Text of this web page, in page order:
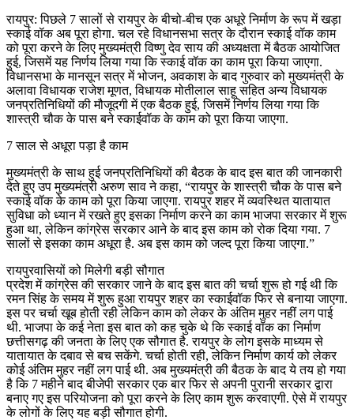
रायपुर: पिछले 7 सालों से रायपुर के बीचो-बीच एक अधूरे निर्माण के रूप में खड़ा
स्काई वॉक अब पूरा होगा. चल रहे विधानसभा सत्र के दौरान स्काई वॉक काम
को पूरा करने के लिए मुख्यमंत्री विष्णु देव साय की अध्यक्षता में बैठक आयोजित
हुई, जिसमें यह निर्णय लिया गया कि स्काई वॉक का काम पूरा किया जाएगा.
विधानसभा के मानसून सत्र में भोजन, अवकाश के बाद गुरुवार को मुख्यमंत्री के
अलावा विधायक राजेश मूणत, विधायक मोतीलाल साहू सहित अन्य विधायक
जनप्रतिनिधियों की मौजूदगी में एक बैठक हुई, जिसमें निर्णय लिया गया कि
शास्त्री चौक के पास बने स्काईवॉक के काम को पूरा किया जाएगा.
7 साल से अधूरा पड़ा है काम
मुख्यमंत्री के साथ हुई जनप्रतिनिधियों की बैठक के बाद इस बात की जानकारी
देते हुए उप मुख्यमंत्री अरुण साव ने कहा, “रायपुर के शास्त्री चौक के पास बने
स्काई वॉक के काम को पूरा किया जाएगा. रायपुर शहर में व्यवस्थित यातायात
सुविधा को ध्यान में रखते हुए इसका निर्माण करने का काम भाजपा सरकार में शुरू
हुआ था, लेकिन कांग्रेस सरकार आने के बाद इस काम को रोक दिया गया. 7
सालों से इसका काम अधूरा है. अब इस काम को जल्द पूरा किया जाएगा.”
रायपुरवासियों को मिलेगी बड़ी सौगात
प्रदेश में कांग्रेस की सरकार जाने के बाद इस बात की चर्चा शुरू हो गई थी कि
रमन सिंह के समय में शुरू हुआ रायपुर शहर का स्काईवॉक फिर से बनाया जाएगा.
इस पर चर्चा खूब होती रही लेकिन काम को लेकर के अंतिम मुहर नहीं लग पाई
थी. भाजपा के कई नेता इस बात को कह चुके थे कि स्काई वॉक का निर्माण
छत्तीसगढ़ की जनता के लिए एक सौगात है. रायपुर के लोग इसके माध्यम से
यातायात के दबाव से बच सकेंगे. चर्चा होती रही, लेकिन निर्माण कार्य को लेकर
कोई अंतिम मुहर नहीं लग पाई थी. अब मुख्यमंत्री की बैठक के बाद ये तय हो गया
है कि 7 महीने बाद बीजेपी सरकार एक बार फिर से अपनी पुरानी सरकार द्वारा
बनाए गए इस परियोजना को पूरा करने के लिए काम शुरू करवाएगी. ऐसे में रायपुर
के लोगों के लिए यह बड़ी सौगात होगी.